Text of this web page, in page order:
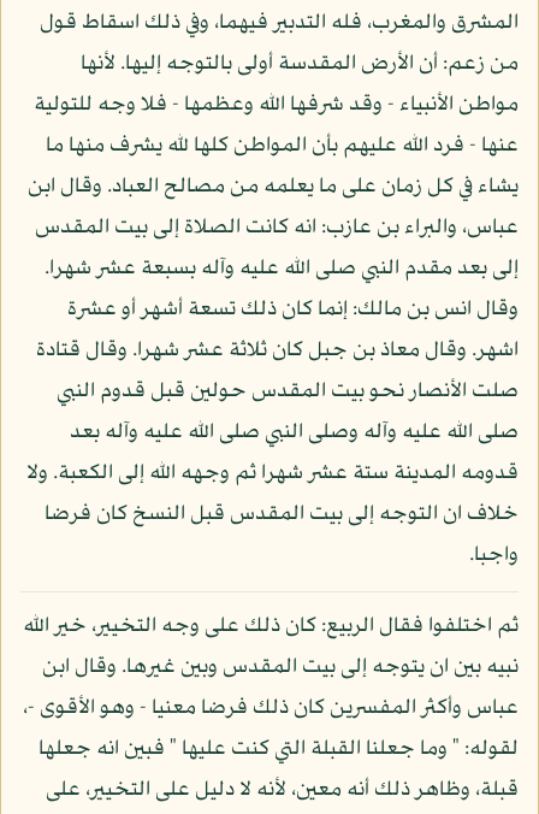
المشرق والمغرب، فله التدبير فيهما، وفي ذلك اسقاط قول
من زعم: أن الأرض المقدسة أولى بالتوجه إليها. لأنها
مواطن الأنبياء - وقد شرفها الله وعظمها - فلا وجه للتولية
عنها - فرد الله عليهم بأن المواطن كلها لله يشرف منها ما
يشاء في كل زمان على ما يعلمه من مصالح العباد. وقال ابن
عباس، والبراء بن عازب: انه كانت الصلاة إلى بيت المقدس
إلى بعد مقدم النبي صلى الله عليه وآله بسبعة عشر شهرا.
وقال انس بن مالك: إنما كان ذلك تسعة أشهر أو عشرة
اشهر. وقال معاذ بن جبل كان ثلاثة عشر شهرا. وقال قتادة
صلت الأنصار نحو بيت المقدس حولين قبل قدوم النبي
صلى الله عليه وآله وصلى النبي صلى الله عليه وآله بعد
قدومه المدينة ستة عشر شهرا ثم وجهه الله إلى الكعبة. ولا
خلاف ان التوجه إلى بيت المقدس قبل النسخ كان فرضا
واجبا.
ثم اختلفوا فقال الربيع: كان ذلك على وجه التخيير، خير الله
نبيه بين ان يتوجه إلى بيت المقدس وبين غيرها. وقال ابن
عباس وأكثر المفسرين كان ذلك فرضا معنيا - وهو الأقوى -،
لقوله: " وما جعلنا القبلة التي كنت عليها " فبين انه جعلها
قبلة، وظاهر ذلك أنه معين، لأنه لا دليل على التخيير، على